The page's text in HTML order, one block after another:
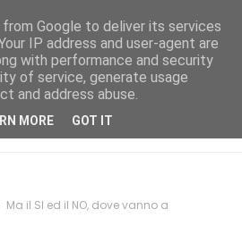
Ma il SI ed il NO, dove vanno a
Google to deliver its services
IP address and user-agent are
with performance and security
of service, generate usage
and address abuse.
MORE GOT IT